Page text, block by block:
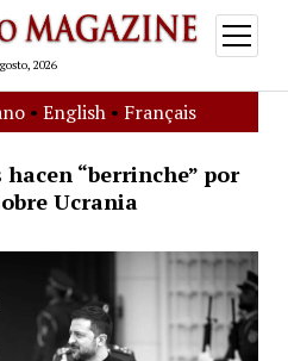
2026
open
menu
• English• Français
“berrinche” por
Ucrania